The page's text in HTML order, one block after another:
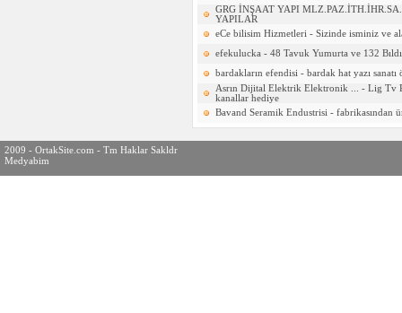
GRG İNŞAAT YAPI
YAPILAR
eCe bilisim Hizmetleri - Sizinde isminiz ve
efekulucka - 48 Tavuk Yumurta ve 132
bardakların efendisi - bardak hat yazı sanatı
Asrın Dijital Elektrik Elektronik ... - Lig Tv
kanallar hediye
Bavand Seramik Endustrisi - fabrikasından
2009 - OrtakSite.com - Tm Haklar Sakldr
Medyabim